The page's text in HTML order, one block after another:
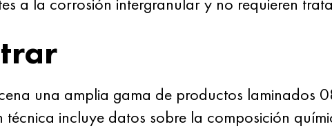
una amplia gama de productos laminados
técnica incluye datos sobre la composición